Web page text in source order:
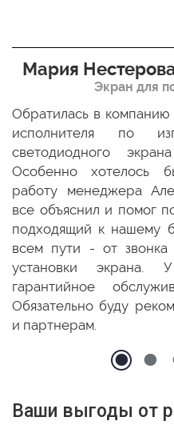
Мария
Экран для
Обратилась в компанию
исполнителя по
светодиодного
Особенно хотелось
работу менеджера
все объяснил и помог
подходящий к нашему
всем пути - от
установки
гарантийное
Обязательно буду
и партнерам.
Ваши выгоды от